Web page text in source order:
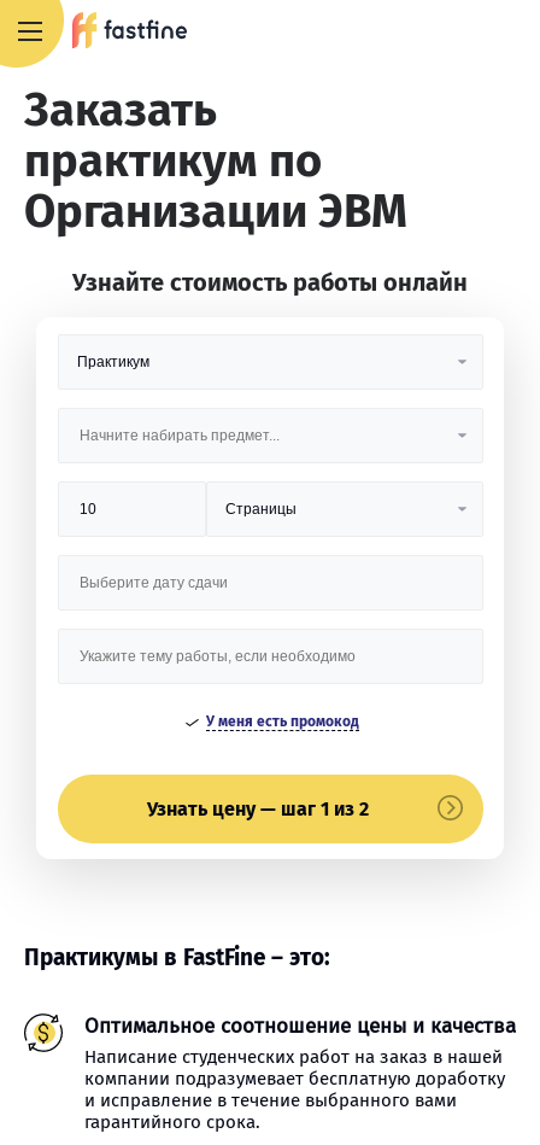
Заказать
практикум по
Организации ЭВМ
Узнайте стоимость работы онлайн
У меня есть промокод
Узнать цену — шаг 1 из 2
Практикумы в FastFine – это:
Оптимальное соотношение цены и качества
Написание студенческих работ на заказ в нашей
компании подразумевает бесплатную доработку
и исправление в течение выбранного вами
гарантийного срока.